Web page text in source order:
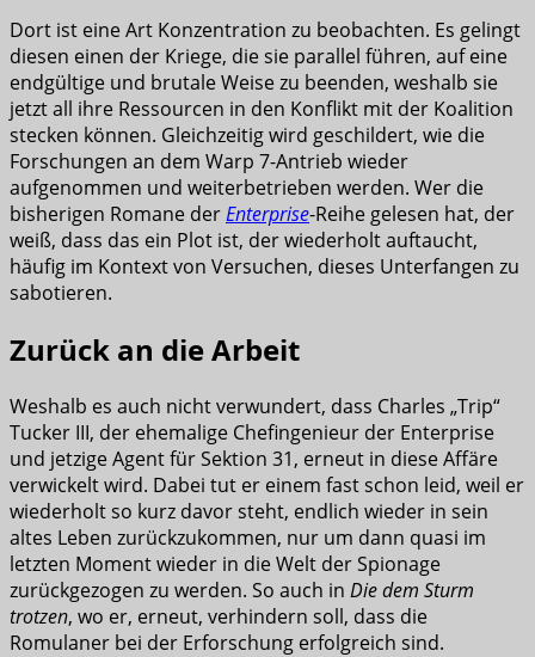
Dort ist eine Art Konzentration zu beobachten. Es gelingt
diesen einen der Kriege, die sie parallel führen, auf eine
endgültige und brutale Weise zu beenden, weshalb sie
jetzt all ihre Ressourcen in den Konflikt mit der Koalition
stecken können. Gleichzeitig wird geschildert, wie die
Forschungen an dem Warp 7-Antrieb wieder
aufgenommen und weiterbetrieben werden. Wer die
bisherigen Romane derEnterprise-Reihe gelesen hat, der
weiß, dass das ein Plot ist, der wiederholt auftaucht,
häufig im Kontext von Versuchen, dieses Unterfangen zu
sabotieren.
Zurück an die Arbeit
Weshalb es auch nicht verwundert, dass Charles „Trip“
Tucker III, der ehemalige Chefingenieur der Enterprise
und jetzige Agent für Sektion 31, erneut in diese Affäre
verwickelt wird. Dabei tut er einem fast schon leid, weil er
wiederholt so kurz davor steht, endlich wieder in sein
altes Leben zurückzukommen, nur um dann quasi im
letzten Moment wieder in die Welt der Spionage
zurückgezogen zu werden. So auch in Die dem Sturm
trotzen, wo er, erneut, verhindern soll, dass die
Romulaner bei der Erforschung erfolgreich sind.